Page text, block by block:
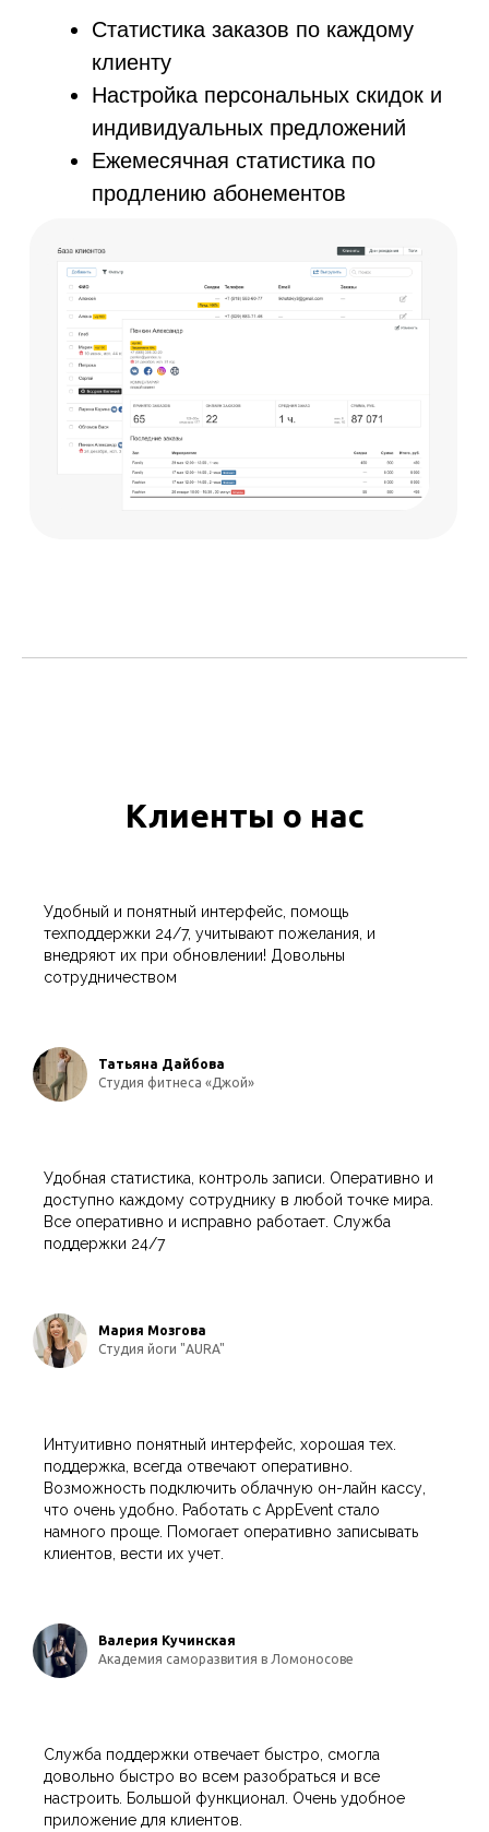
Клиенты о нас
Удобный и понятный интерфейс, помощь
техподдержки 24/7, учитывают пожелания, и
внедряют их при обновлении! Довольны
сотрудничеством
Татьяна Дайбова
Студия фитнеса «Джой»
Удобная статистика, контроль записи. Оперативно и
доступно каждому сотруднику в любой точке мира.
Все оперативно и исправно работает. Служба
поддержки 24/7
Мария Мозгова
Студия йоги "AURA"
Интуитивно понятный интерфейс, хорошая тех.
поддержка, всегда отвечают оперативно.
Возможность подключить облачную он-лайн кассу,
что очень удобно. Работать с AppEvent стало
намного проще. Помогает оперативно записывать
клиентов, вести их учет.
Валерия Кучинская
Академия саморазвития в Ломоносове
Служба поддержки отвечает быстро, смогла
довольно быстро во всем разобраться и все
настроить. Большой функционал. Очень удобное
приложение для клиентов.
Будем рады видеть вас
среди наших клиентов
© AppEvent.ru, 2016 - 2024.
Все права защищены.
AppEvent внесена в реестр отечественного ПО
Реестровая запись №16071 от 23.12.2022